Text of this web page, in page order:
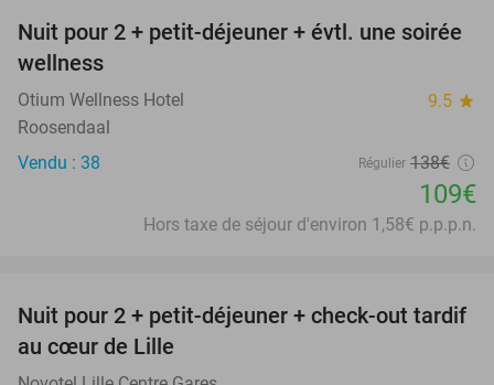
21%
Nuit pour 2 + petit-déjeuner + évtl. une soirée
wellness
Otium Wellness Hotel 9.5 star
Roosendaal
Vendu : 38
Régulier 138€
109€
Hors taxe de séjour d'environ 1,58€ p.p.p.n.
43%
Nuit pour 2 + petit-déjeuner + check-out tardif
au cœur de Lille